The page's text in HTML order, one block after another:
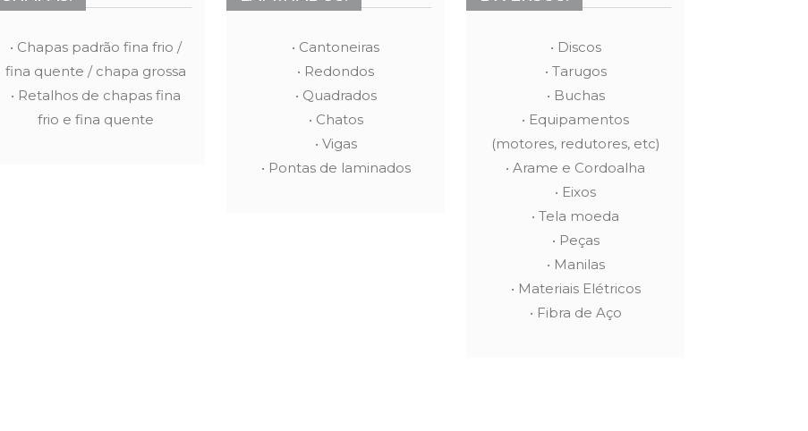
• Chapas padrão fina frio /
fina quente / chapa grossa
• Retalhos de chapas fina
frio e fina quente
• Cantoneiras
• Redondos
• Quadrados
• Chatos
• Vigas
• Pontas de laminados
• Discos
• Tarugos
• Buchas
• Equipamentos
(motores, redutores, etc)
• Arame e Cordoalha
• Eixos
• Tela moeda
• Peças
• Manilas
• Materiais Elétricos
• Fibra de Aço